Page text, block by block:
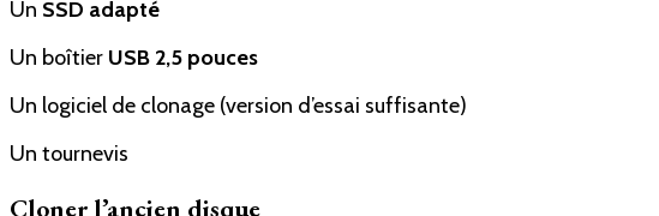
Un SSD adapté
Un boîtier USB 2,5 pouces
Un logiciel de clonage (version d’essai suffisante)
Un tournevis
Cloner l’ancien disque